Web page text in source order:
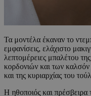
Τα μοντέλα έκαναν το
εμφανίσεις, ελάχιστο
λεπτομέρειες μπαλέτου
κορδονιών και των
και της κυριαρχίας του
Η ηθοποιός και